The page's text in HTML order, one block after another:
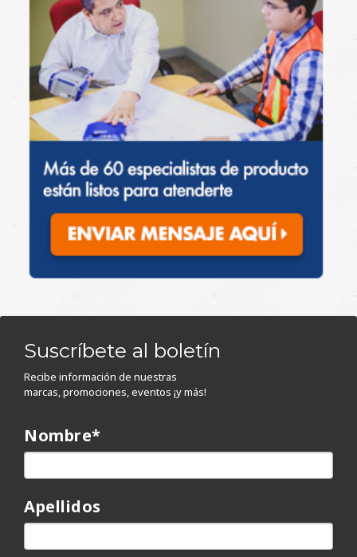
Suscríbete al boletín
Recibe información de nuestras
marcas, promociones, eventos ¡y más!
Nombre*
Apellidos